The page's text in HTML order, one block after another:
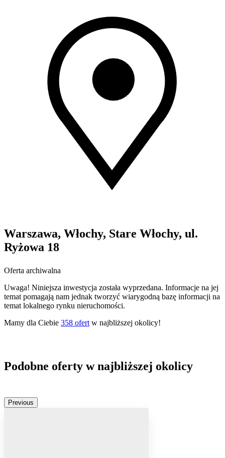
Warszawa, Włochy, Stare Włochy, ul.
Ryżowa 18
Oferta archiwalna
Uwaga! Niniejsza inwestycja została wyprzedana. Informacje na jej
temat pomagają nam jednak tworzyć wiarygodną bazę informacji na
temat lokalnego rynku nieruchomości.
Mamy dla Ciebie 358 ofert w najbliższej okolicy!
Podobne oferty w najbliższej okolicy
Previous